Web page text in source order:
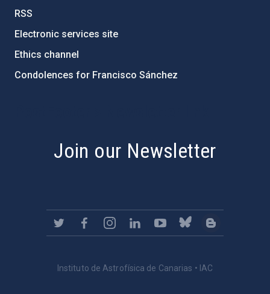
RSS
Electronic services site
Ethics channel
Condolences for Francisco Sánchez
Join our Newsletter
Instituto de Astrofísica de Canarias • IAC